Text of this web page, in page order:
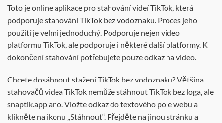
Toto je online aplikace pro stahování videí TikTok, která
podporuje stahování TikTok bez vodoznaku. Proces jeho
použití je velmi jednoduchý. Podporuje nejen video
platformu TikTok, ale podporuje i některé další platformy. K
dokončení stahování potřebujete pouze odkaz na video.
Chcete dosáhnout stažení TikTok bez vodoznaku? Většina
stahovačů videa TikTok nemůže stáhnout TikTok bez loga, ale
snaptik.app ano. Vložte odkaz do textového pole webu a
klikněte na ikonu „Stáhnout“. Přejděte na jinou stránku a